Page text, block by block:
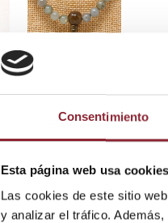
Consentimiento
Esta página web usa cookies
Las cookies de este sitio
y analizar el tráfico.